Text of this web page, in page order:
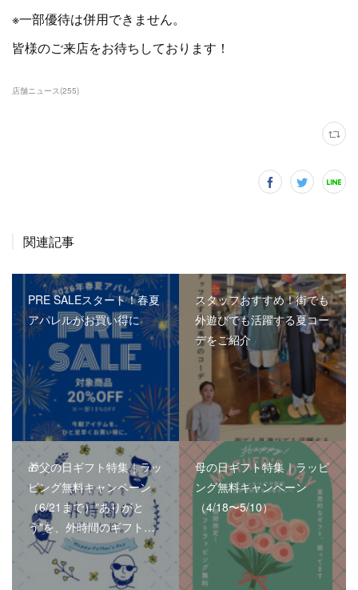
※一部優待は併用できません。
皆様のご来店をお待ちしております！
店舗ニュース(255)
関連記事
PRE SALEスタート！春夏
アパレルがお買い得に
スタッフおすすめ！街でも
外遊びでも活躍する夏コー
デをご紹介
🎁父の日ギフト特集｜ラッ
ピング無料キャンペーン
（6/21まで）"ありがと
う"を、外時間のギフト…
母の日ギフト特集｜ラッピ
ング無料キャンペーン
（4/18〜5/10）